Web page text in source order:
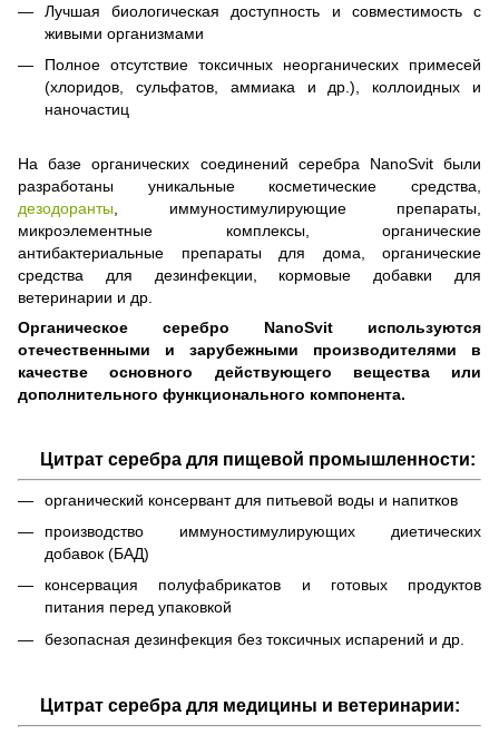
Лучшая биологическая доступность и совместимость с
живыми организмами
Полное отсутствие токсичных неорганических примесей
(хлоридов, сульфатов, аммиака и др.), коллоидных и
наночастиц
На базе органических соединений серебра NanoSvit были
разработаны уникальные косметические средства,
дезодоранты , иммуностимулирующие препараты,
микроэлементные комплексы, органические
антибактериальные препараты для дома, органические
средства для дезинфекции, кормовые добавки для
ветеринарии и др.
Органическое серебро NanoSvit используются
отечественными и зарубежными производителями в
качестве основного действующего вещества или
дополнительного функционального компонента.
Цитрат серебра для пищевой промышленности:
органический консервант для питьевой воды и напитков
производство иммуностимулирующих диетических
добавок (БАД)
консервация полуфабрикатов и готовых продуктов
питания перед упаковкой
безопасная дезинфекция без токсичных испарений и др.
Цитрат серебра для медицины и ветеринарии: